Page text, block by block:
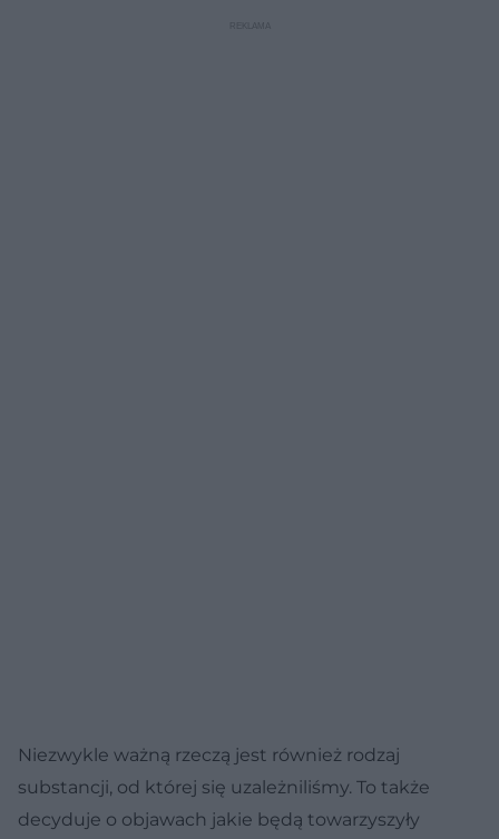
Niezwykle ważną rzeczą jest również rodzaj
substancji, od której się uzależniliśmy. To także
decyduje o objawach jakie będą towarzyszyły